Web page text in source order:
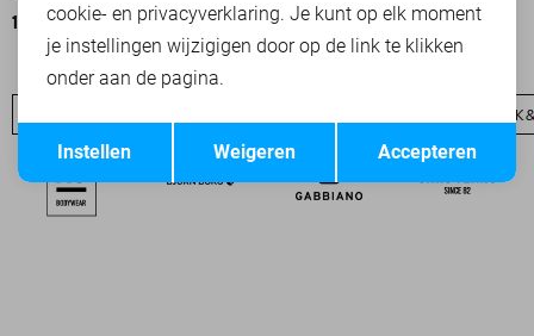
19,95 24,95 19,95 24,95
JACK
Terug Opslaan
cookie- en privacyverklaring. Je kunt op elk moment
je instellingen wijzigigen door op de link te klikken
onder aan de pagina.
Accepteren
Weigeren
Instellen